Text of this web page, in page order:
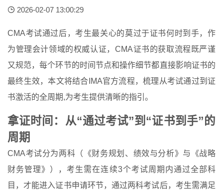
2026-02-07 13:00:29
CMA考试通过后，考生最关心的莫过于证书何时到手，作
为管理会计领域的权威认证，CMA证书的获取流程既严谨
又规范，每个环节的时间节点和操作细节都直接影响证书的
最终生效，本文将结合IMA官方流程，梳理从考试通过到证
书激活的全周期,为考生提供清晰的指引。
拿证时间：从“通过考试”到“证书到手”的
周期
CMA考试分为两科（《财务规划、绩效与分析》与《战略
财务管理》），考生需在连续3个考试周期内通过全部科
目，才能进入证书申请环节，通过两科考试后，考生需满足